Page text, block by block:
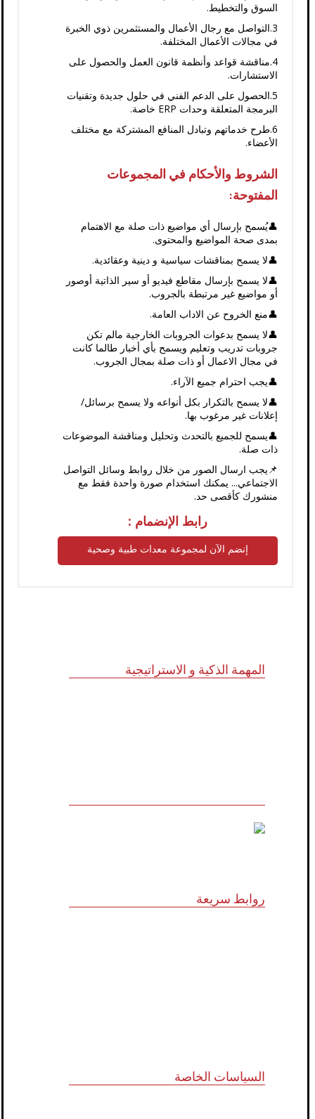
السوق والتخطيط.
3.التواصل مع رجال الأعمال والمستثمرين ذوي الخبرة
في مجالات الأعمال المختلفة.
4.مناقشة قواعد وأنظمة قانون العمل والحصول على
الاستشارات.
5.الحصول على الدعم الفني في حلول جديدة وتقنيات
البرمجة المتعلقة وحدات ERP خاصة.
6.طرح خدماتهم وتبادل المنافع المشتركة مع مختلف
الأعضاء.
الشروط والأحكام في المجموعات
المفتوحة:
👤يُسمح بإرسال أي مواضيع ذات صلة مع الاهتمام
بمدى صحة المواضيع والمحتوى.
👤لا يسمح بمناقشات سياسية و دينية وعقائدية.
👤لا يسمح بإرسال مقاطع فيديو أو سير الذاتية أوصور
أو مواضيع غير مرتبطة بالجروب.
👤منع الخروح عن الاداب العامة.
👤لا يسمح بدعوات الجروبات الخارجية مالم تكن
جروبات تدريب وتعليم ويسمح بأي أخبار طالما كانت
في مجال الاعمال أو ذات صلة بمجال الجروب.
👤يجب احترام جميع الآراء.
👤لا يسمح بالتكرار بكل أنواعه ولا يسمح برسائل/
إعلانات غير مرغوب بها.
👤يسمح للجميع بالتحدث وتحليل ومناقشة الموضوعات
ذات صلة.
📌يجب ارسال الصور من خلال روابط وسائل التواصل
الاجتماعي... يمكنك استخدام صورة واحدة فقط مع
منشورك كأقصى حد.
رابط الإنضمام :
إنضم الآن لمجموعة معدات طبية وصحية
المهمة الذكية و الاستراتيجية
روابط سريعة
السياسات الخاصة